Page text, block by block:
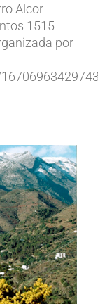
Alcor
1515
por